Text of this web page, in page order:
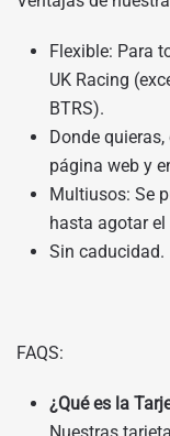
Flexible: Para
UK Racing
BTRS).
Donde
página web y
Multiusos: Se
hasta agotar el
Sin caducidad.
FAQS:
¿Qué es la